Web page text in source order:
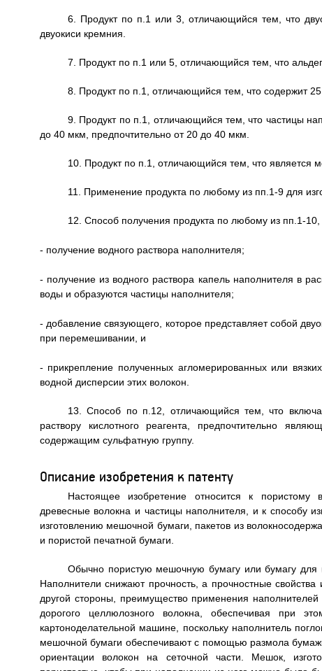
6. Продукт по п.1 или 3, отличающийся тем, что
двуокиси кремния.
7. Продукт по п.1 или 5, отличающийся тем, что
8. Продукт по п.1, отличающийся тем, что содержит
9. Продукт по п.1, отличающийся тем, что частицы
до 40 мкм, предпочтительно от 20 до 40 мкм.
10. Продукт по п.1, отличающийся тем, что является
11. Применение продукта по любому из пп.1-9 для
12. Способ получения продукта по любому из пп.1-
- получение водного раствора наполнителя;
- получение из водного раствора капель наполнителя в
воды и образуются частицы наполнителя;
- добавление связующего, которое представляет собой
при перемешивании, и
- прикрепление полученных агломерированных или
водной дисперсии этих волокон.
13. Способ по п.12, отличающийся тем, что
раствору кислотного реагента, предпочтительно
содержащим сульфатную группу.
Описание изобретения к патенту
Настоящее изобретение относится к пористому
древесные волокна и частицы наполнителя, и к способу
изготовлению мешочной бумаги, пакетов из
и пористой печатной бумаги.
Обычно пористую мешочную бумагу или бумагу для
Наполнители снижают прочность, а прочностные
другой стороны, преимущество применения
дорогого целлюлозного волокна, обеспечивая при
картоноделательной машине, поскольку наполнитель
мешочной бумаги обеспечивают с помощью размола
ориентации волокон на сеточной части. Мешок,